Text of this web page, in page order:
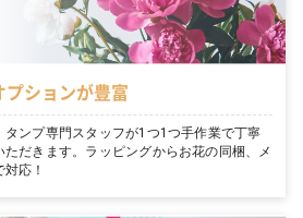
プションが豊富
タンプ専門スタッフが1つ1つ手作業で丁寧
だきます。ラッピングからお花の同梱、メ
応！